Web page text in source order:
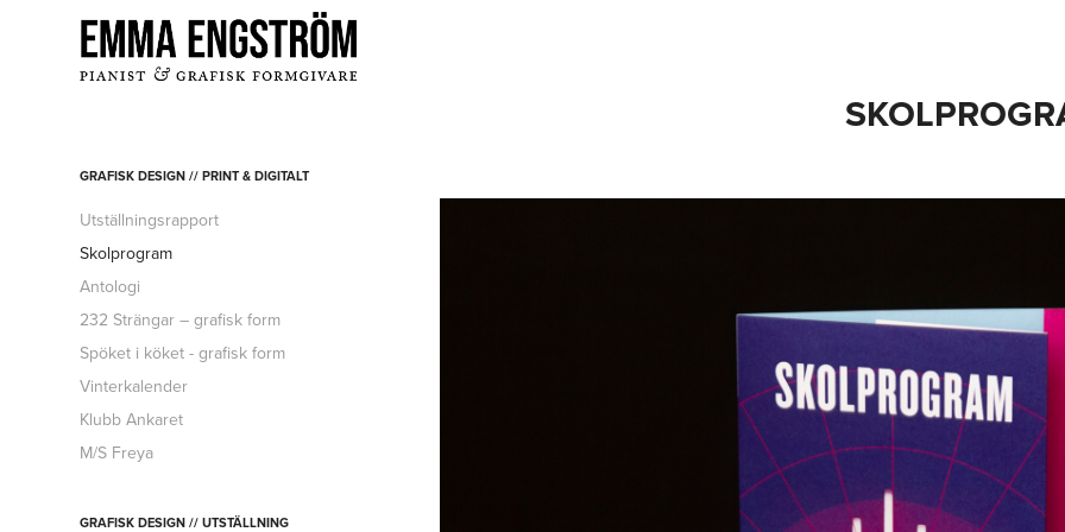
GRAFISK DESIGN // PRINT & DIGITALT
Utställningsrapport
Skolprogram
Antologi
232 Strängar – grafisk form
Spöket i köket - grafisk form
Vinterkalender
Klubb Ankaret
M/S Freya
GRAFISK DESIGN // UTSTÄLLNING